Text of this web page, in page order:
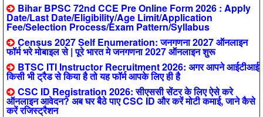
Bihar BPSC 72nd CCE Pre Online Form 2026 : Apply
Date/Last Date/Eligibility/Age Limit/Application
Fee/Selection Process/Exam Pattern/Syllabus
Census 2027 Self Enumeration: जनगणना 2027 ऑनलाइन
फॉर्म भरे मोबाइल से | पूरे भारत मे जनगणना 2027 ऑनलाइन शुरू
BTSC ITI Instructor Recruitment 2026: अगर आपने आईटीआई
किसी भी ट्रैड से किया है तो यह फॉर्म आपके लिए ही है
CSC ID Registration 2026: सीएससी सेंटर के लिए ऐसे करे
ऑनलाइन आवेदन? अब घर बैठे पाए CSC ID और करें मोटी कमाई, जाने कैसे
करें रजिस्ट्रैशन